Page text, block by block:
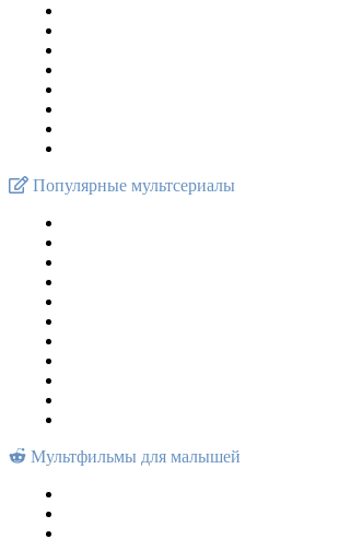
Популярные мультсериалы
Мультфильмы для малышей